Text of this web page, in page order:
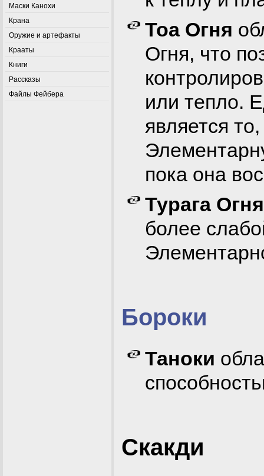
Маски Канохи
Крана
Оружие и артефакты
Крааты
Книги
Рассказы
Файлы Фейбера
Тоа Огня
Огня, что
или тепло.
является
пока она
Турага Огня
более
Бороки
Таноки
Cкакди